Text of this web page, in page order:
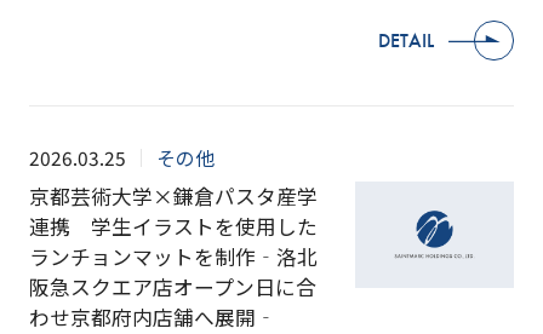
DETAIL
2026.03.25 その他
京都芸術大学×鎌倉パスタ産学
連携 学生イラストを使用した
ランチョンマットを制作‐洛北
阪急スクエア店オープン日に合
わせ京都府内店舗へ展開‐